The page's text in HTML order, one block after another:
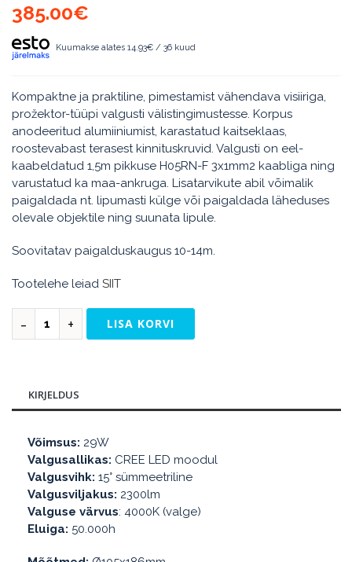
385.00€
Kuumakse alates 14.93€ / 36 kuud
Kompaktne ja praktiline, pimestamist vähendava visiiriga,
prožektor-tüüpi valgusti välistingimustesse. Korpus
anodeeritud alumiiniumist, karastatud kaitseklaas,
roostevabast terasest kinnituskruvid. Valgusti on eel-
kaabeldatud 1,5m pikkuse H05RN-F 3x1mm2 kaabliga ning
varustatud ka maa-ankruga. Lisatarvikute abil võimalik
paigaldada nt. lipumasti külge või paigaldada läheduses
olevale objektile ning suunata lipule.
Soovitatav paigalduskaugus 10-14m.
Tootelehe leiad SIIT
LISA KORVI
KIRJELDUS
Võimsus: 29W
Valgusallikas: CREE LED moodul
Valgusvihk: 15° sümmeetriline
Valgusviljakus: 2300lm
Valguse värvus: 4000K (valge)
Eluiga: 50.000h